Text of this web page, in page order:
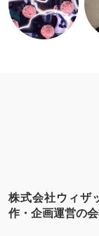
株式会社ウィザ
作・企画運営の